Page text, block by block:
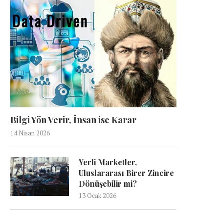
Bilgi Yön Verir, İnsan ise Karar
14 Nisan 2026
Yerli Marketler,
Uluslararası Birer Zincire
Dönüşebilir mi?
13 Ocak 2026